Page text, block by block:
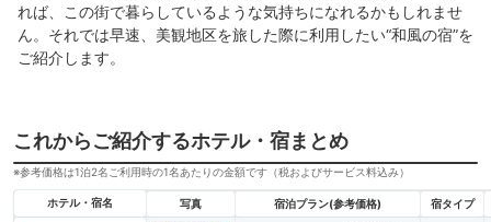
れば、この街で暮らしているような気持ちになれるかもしれませ
ん。それでは早速、美観地区を旅した際に利用したい“和風の宿”を
ご紹介します。
これからご紹介するホテル・宿まとめ
※参考価格は1泊2名ご利用時の1名あたりの金額です（税およびサービス料込み）
ホテル・宿名 写真 宿泊プラン(参考価格) 宿タイプ